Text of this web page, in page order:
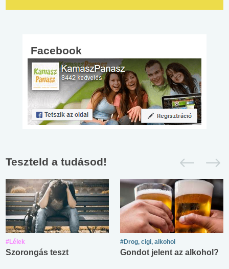
Facebook
Teszteld a tudásod!
#Lélek
Szorongás teszt
#Drog, cigi, alkohol
Gondot jelent az alkohol?